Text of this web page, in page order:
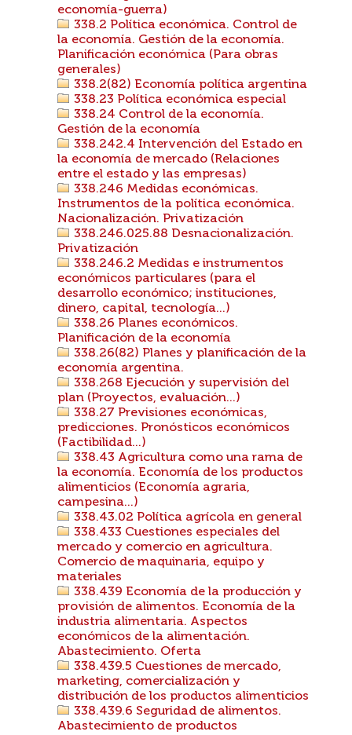
economía-guerra)
338.2 Política económica. Control de
la economía. Gestión de la economía.
Planificación económica (Para obras
generales)
338.2(82) Economía política argentina
338.23 Política económica especial
338.24 Control de la economía.
Gestión de la economía
338.242.4 Intervención del Estado en
la economía de mercado (Relaciones
entre el estado y las empresas)
338.246 Medidas económicas.
Instrumentos de la política económica.
Nacionalización. Privatización
338.246.025.88 Desnacionalización.
Privatización
338.246.2 Medidas e instrumentos
económicos particulares (para el
desarrollo económico; instituciones,
dinero, capital, tecnología...)
338.26 Planes económicos.
Planificación de la economía
338.26(82) Planes y planificación de la
economía argentina.
338.268 Ejecución y supervisión del
plan (Proyectos, evaluación...)
338.27 Previsiones económicas,
predicciones. Pronósticos económicos
(Factibilidad...)
338.43 Agricultura como una rama de
la economía. Economía de los productos
alimenticios (Economía agraria,
campesina...)
338.43.02 Política agrícola en general
338.433 Cuestiones especiales del
mercado y comercio en agricultura.
Comercio de maquinaria, equipo y
materiales
338.439 Economía de la producción y
provisión de alimentos. Economía de la
industria alimentaria. Aspectos
económicos de la alimentación.
Abastecimiento. Oferta
338.439.5 Cuestiones de mercado,
marketing, comercialización y
distribución de los productos alimenticios
338.439.6 Seguridad de alimentos.
Abastecimiento de productos